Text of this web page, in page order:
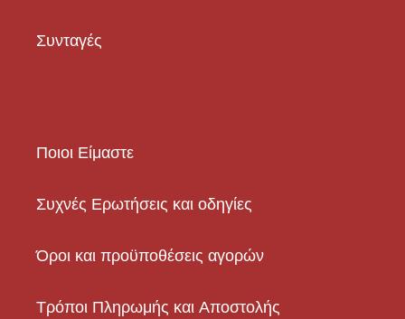
Συνταγές
Ποιοι Είμαστε
Συχνές Ερωτήσεις και οδηγίες
Όροι και προϋποθέσεις αγορών
Τρόποι Πληρωμής και Αποστολής